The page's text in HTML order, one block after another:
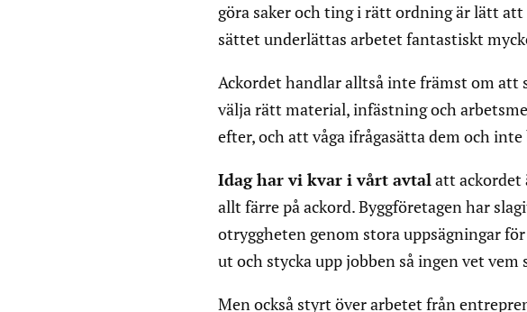
göra saker och ting i rätt ordning är lätt
sättet underlättas arbetet fantastiskt
Ackordet handlar alltså inte främst om att
välja rätt material, infästning och
efter, och att våga ifrågasätta dem och
Idag har vi kvar i vårt avtalatt ackordet
allt färre på ackord. Byggföretagen har
otryggheten genom stora uppsägningar
ut och stycka upp jobben så ingen vet
Men också styrt över arbetet från